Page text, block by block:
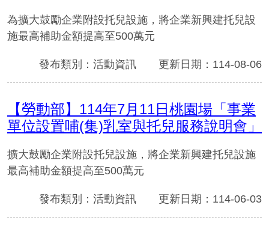
為擴大鼓勵企業附設托兒設施，將企業新興建托兒設
施最高補助金額提高至500萬元
發布類別：活動資訊 更新日期：114-08-06
【勞動部】114年7月11日桃園場「事業
單位設置哺(集)乳室與托兒服務說明會」
擴大鼓勵企業附設托兒設施，將企業新興建托兒設施
最高補助金額提高至500萬元
發布類別：活動資訊 更新日期：114-06-03